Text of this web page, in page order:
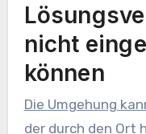
nicht
können
Die Umgehung
der durch den Ort